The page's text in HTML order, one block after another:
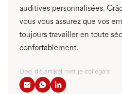
auditives personnalisées.
vous vous assurez que vos
toujours travailler en toute
confortablement.
Deel dit artikel met je collega's